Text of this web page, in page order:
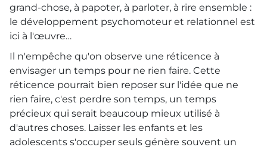
grand-chose, à papoter, à parloter, à rire ensemble :
le développement psychomoteur et relationnel est
ici à l'œuvre…
Il n'empêche qu'on observe une réticence à
envisager un temps pour ne rien faire. Cette
réticence pourrait bien reposer sur l'idée que ne
rien faire, c'est perdre son temps, un temps
précieux qui serait beaucoup mieux utilisé à
d'autres choses. Laisser les enfants et les
adolescents s'occuper seuls génère souvent un